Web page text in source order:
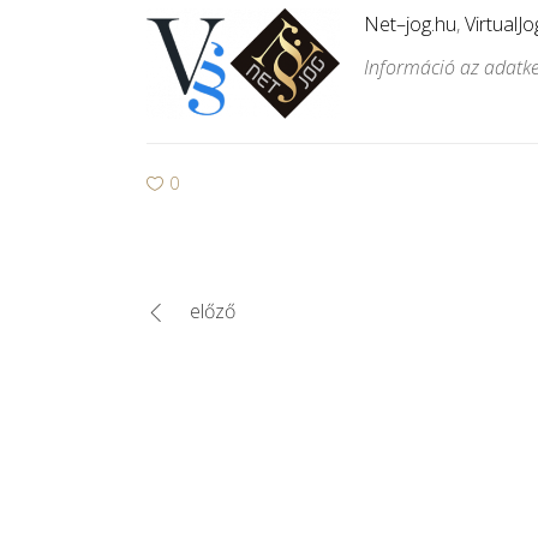
Net–jog.hu,
Információ az
0
előző